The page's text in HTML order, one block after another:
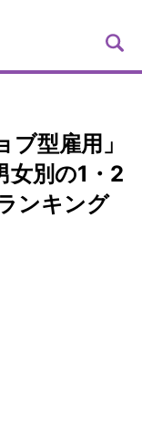
型雇用」
女別の1・2
ンキング